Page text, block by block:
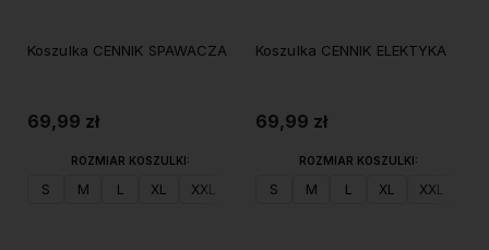
Koszulka CENNIK SPAWACZA
69,99 zł
ROZMIAR KOSZULKI:
S M L XL XXL
Koszulka CENNIK ELEKTYKA
69,99 zł
ROZMIAR KOSZULKI:
S M L XL XXL